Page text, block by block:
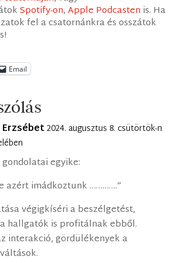
Spotify-on,Apple Podcasten is. Ha
fel a csatornánkra és osszátok
Email
2024. augusztus 8. csütörtök-n
egyike:
azért imádkoztunk ………….”
végigkíséri a beszélgetést,
hallgatók is profitálnak ebből.
interakció, gördülékenyek a